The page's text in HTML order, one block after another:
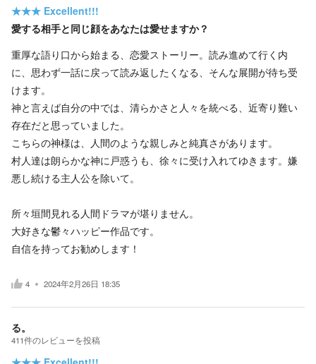
★★★ Excellent!!!
愛する相手と同じ顔をあなたは愛せますか？
重厚な語り口から始まる、恋愛ストーリー。読み進めて行く内
に、思わず一話に戻って読み返したくなる、そんな展開が待ち受
けます。
神と言えば自分の中では、清らかさと人々を統べる、近寄り難い
存在だと思っていました。
こちらの神様は、人間のような親しみと純真さがあります。
村人達は朗らかな神に戸惑うも、徐々に受け入れてゆきます。嫌
悪し続ける主人公を除いて。
所々垣間見れる人間ドラマが堪りません。
大好きな鬱々ハッピー作品です。
自信を持ってお勧めします！
4 2024年2月26日 18:35
る。
411件のレビューを投稿